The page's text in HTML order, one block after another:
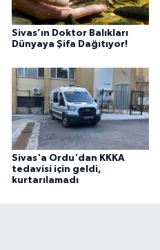
Sivas’ın Doktor Balıkları
Dünyaya Şifa Dağıtıyor!
Sivas'a Ordu'dan KKKA
tedavisi için geldi,
kurtarılamadı